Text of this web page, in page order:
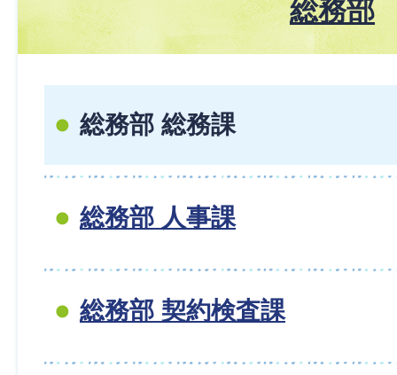
総務部
総務部 総務課
総務部 人事課
総務部 契約検査課